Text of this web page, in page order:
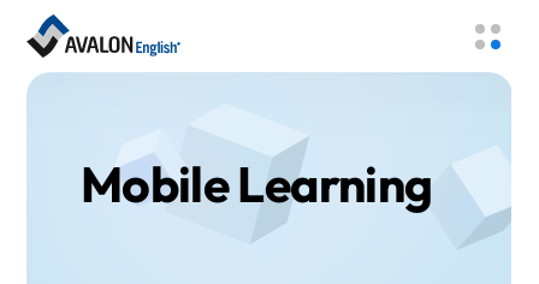
Mobile Learning